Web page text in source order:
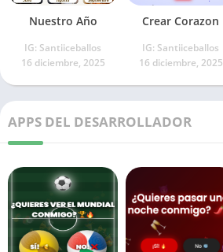
Nuestro Año
IG: Santiiceballos
16 diciembre, 2025
Crear Corazon
IG: Santiiceballos
16 diciembre, 2025
APPS DEL DESARROLLADOR